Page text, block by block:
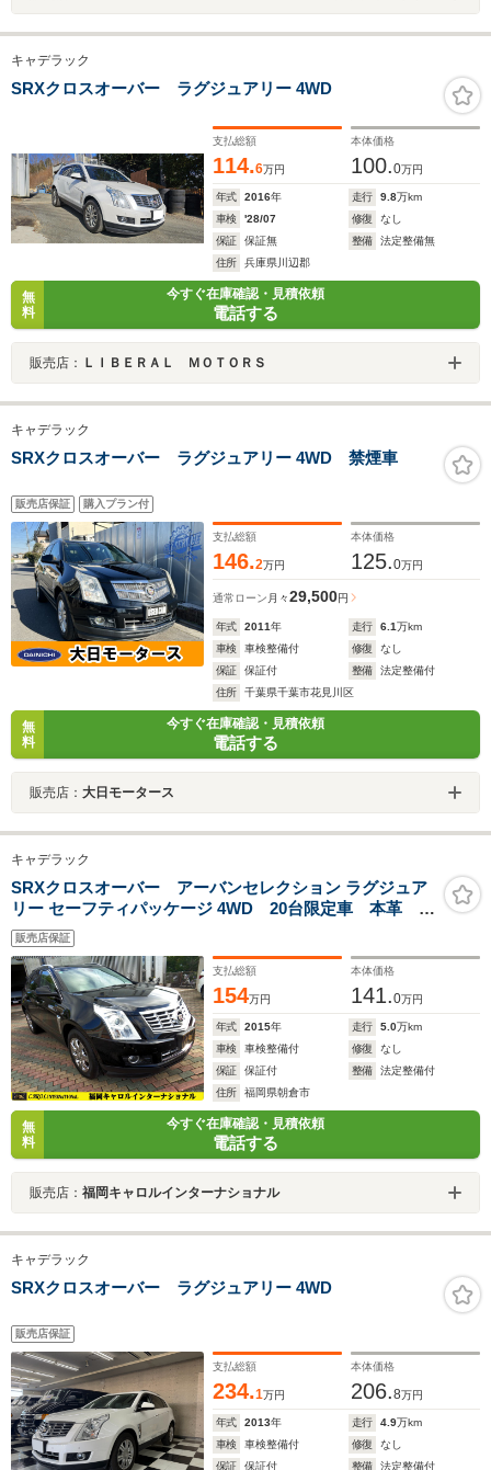
キャデラック
SRXクロスオーバー ラグジュアリー 4WD
支払総額
114.6万円
本体価格
100.0万円
年式 2016年 走行 9.8万km
車検
'28/07 修復
なし
保証
保証無 整備
法定整備無
住所
兵庫県川辺郡
無
料
今すぐ在庫確認・見積依頼
電話する
販売店： ＬＩＢＥＲＡＬ ＭＯＴＯＲＳ
キャデラック
SRXクロスオーバー ラグジュアリー 4WD 禁煙車
販売店保証 購入プラン付
支払総額
146.2万円
本体価格
125.0万円
通常ローン 月々29,500円
年式 2011年 走行 6.1万km
車検
車検整備付 修復
なし
保証
保証付 整備
法定整備付
住所
千葉県千葉市花見川区
無
料
今すぐ在庫確認・見積依頼
電話する
販売店： 大日モータース
キャデラック
SRXクロスオーバー アーバンセレクション ラグジュア
リー セーフティパッケージ 4WD 20台限定車 本革
4WD ナビ TV バックカメラ セーフティアラート
プッシュスタート Bluetooth パワーバックドア
BOSEサウンド BLIS 18ポリッシュアルミ BSタイ
ヤ ETC
販売店保証
支払総額
154万円
本体価格
141.0万円
年式 2015年 走行 5.0万km
車検
車検整備付 修復
なし
保証
保証付 整備
法定整備付
住所
福岡県朝倉市
無
料
今すぐ在庫確認・見積依頼
電話する
販売店： 福岡キャロルインターナショナル
キャデラック
SRXクロスオーバー ラグジュアリー 4WD
販売店保証
支払総額
234.1万円
本体価格
206.8万円
年式 2013年 走行 4.9万km
車検
車検整備付 修復
なし
保証
保証付 整備
法定整備付